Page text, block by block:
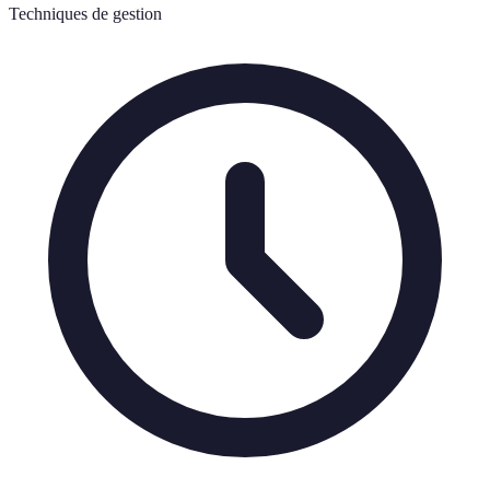
Techniques de gestion